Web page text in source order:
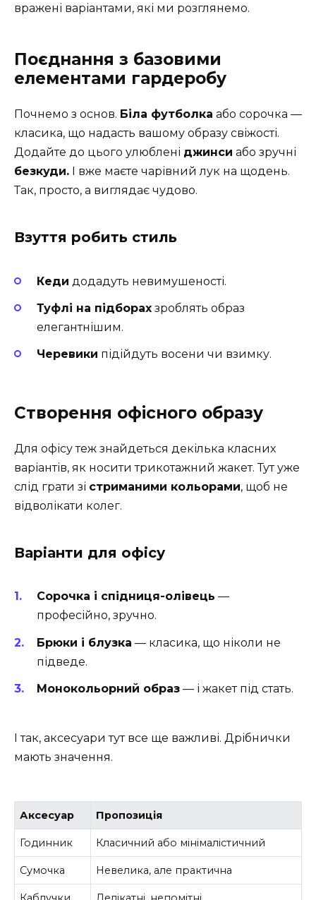
вражені варіантами, які ми розглянемо.
Поєднання з базовими
елементами гардеробу
Почнемо з основ. Біла футболка або сорочка —
класика, що надасть вашому образу свіжості.
Додайте до цього улюблені джинси або зручні
безкуди. І вже маєте чарівний лук на щодень.
Так, просто, а виглядає чудово.
Взуття робить стиль
Кеди додадуть невимушеності.
Туфлі на підборах зроблять образ
елегантнішим.
Черевики підійдуть восени чи взимку.
Створення офісного образу
Для офісу теж знайдеться декілька класних
варіантів, як носити трикотажний жакет. Тут уже
слід грати зі стриманими кольорами, щоб не
відволікати колег.
Варіанти для офісу
Сорочка і спідниця-олівець —
професійно, зручно.
Брюки і блузка — класика, що ніколи не
підведе.
Монокольорний образ — і жакет під стать.
І так, аксесуари тут все ще важливі. Дрібнички
мають значення.
Аксесуар Пропозиція
Годинник Класичний або мінімалістичний
Сумочка Невелика, але практична